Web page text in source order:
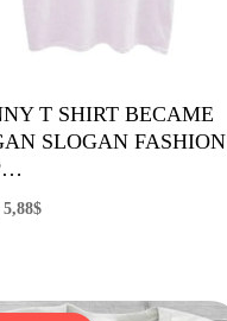
T SHIRT BECAME
SLOGAN FASHION
El
era:
5,88$El
es: